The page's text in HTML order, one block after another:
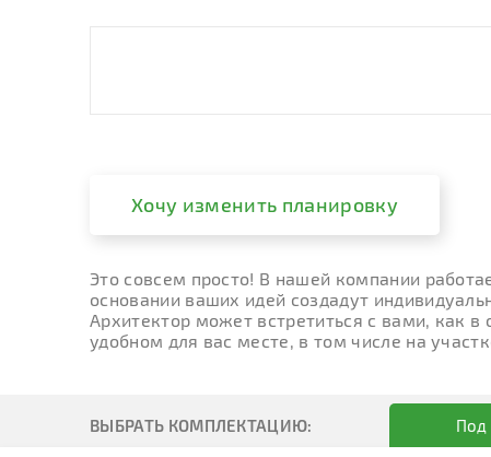
Хочу изменить планировку
Это совсем просто! В нашей компании
основании ваших идей создадут
Архитектор может встретиться с вами, как
удобном для вас месте, в том числе на
ВЫБРАТЬ КОМПЛЕКТАЦИЮ: Под